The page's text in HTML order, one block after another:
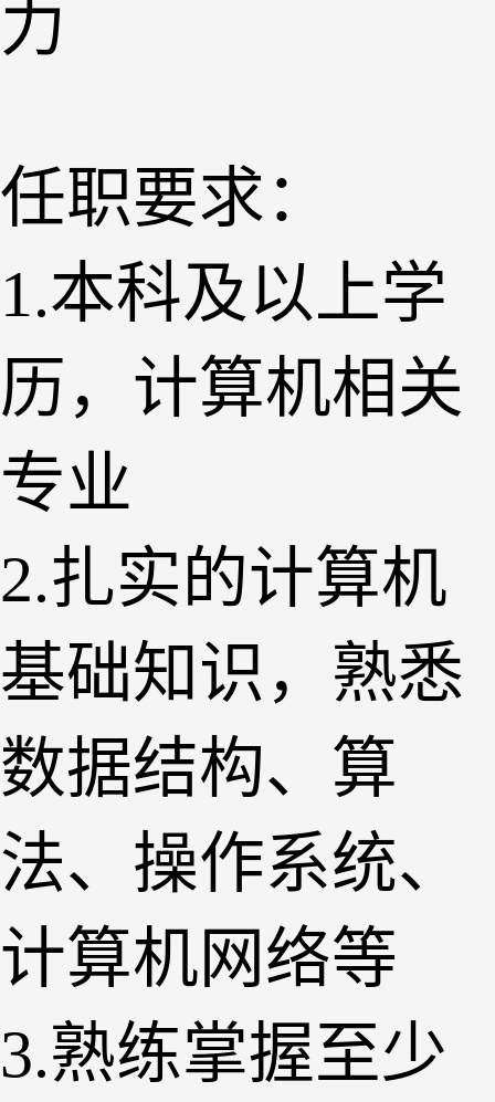
力
任职要求：
1.本科及以上学
历，计算机相关
专业
2.扎实的计算机
基础知识，熟悉
数据结构、算
法、操作系统、
计算机网络等
3.熟练掌握至少